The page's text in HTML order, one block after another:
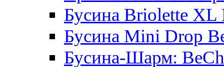
Бусина Briolette XL
Бусина Mini Drop
Бусина-Шарм: